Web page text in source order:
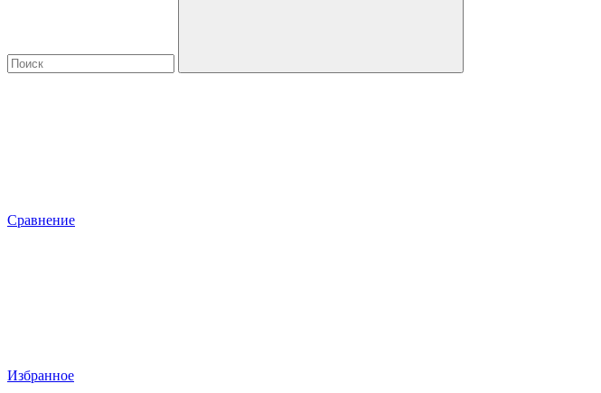
Сравнение
Избранное